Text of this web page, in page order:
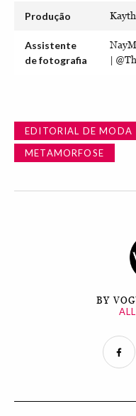
Produção
Assistente
de fotografia
|
EDITORIAL DE MODA
METAMORFOSE
BY